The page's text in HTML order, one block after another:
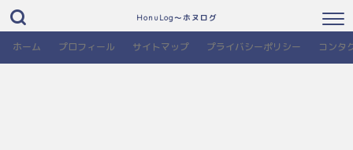
HonuLog～ホヌログ
ホーム プロフィール サイトマップ プライバシーポリシー コンタ